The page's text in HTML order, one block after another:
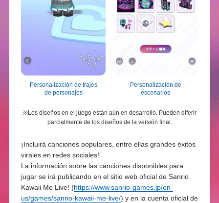
Personalización de trajes
de personajes
Personalización de
escenarios
※Los diseños en el juego están aún en desarrollo. Pueden diferir
parcialmente de los diseños de la versión final.
¡Incluirá canciones populares, entre ellas grandes éxitos
virales en redes sociales!
La información sobre las canciones disponibles para
jugar se irá publicando en el sitio web oficial de Sanrio
Kawaii Me Live! (https://www.sanrio-games.jp/en-
us/games/sanrio-kawaii-me-live/) y en la cuenta oficial de